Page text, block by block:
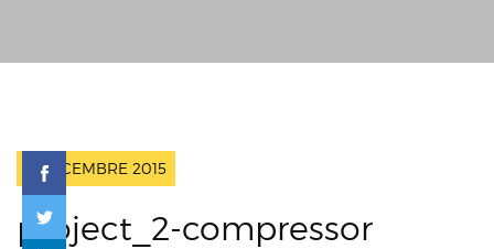
6 DÉCEMBRE 2015
project_2-compressor